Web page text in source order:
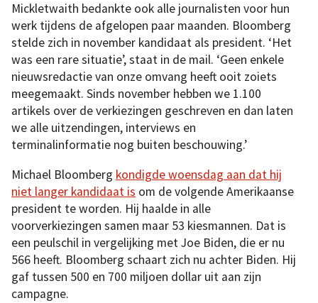
Mickletwaith bedankte ook alle journalisten voor hun
werk tijdens de afgelopen paar maanden. Bloomberg
stelde zich in november kandidaat als president. ‘Het
was een rare situatie’, staat in de mail. ‘Geen enkele
nieuwsredactie van onze omvang heeft ooit zoiets
meegemaakt. Sinds november hebben we 1.100
artikels over de verkiezingen geschreven en dan laten
we alle uitzendingen, interviews en
terminalinformatie nog buiten beschouwing.’
Michael Bloomberg kondigde woensdag aan dat hij
niet langer kandidaat is om de volgende Amerikaanse
president te worden. Hij haalde in alle
voorverkiezingen samen maar 53 kiesmannen. Dat is
een peulschil in vergelijking met Joe Biden, die er nu
566 heeft. Bloomberg schaart zich nu achter Biden. Hij
gaf tussen 500 en 700 miljoen dollar uit aan zijn
campagne.